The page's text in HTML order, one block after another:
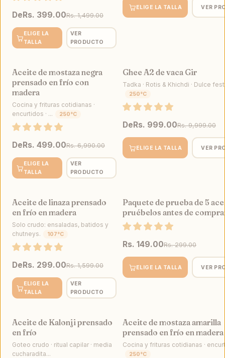
DeRs. 399.00Rs. 1,499.00
ELIGE LA
TALLA
VER
PRODUCTO
ELIGE LA TALLA VER
VENTA
Aceite de mostaza negra
prensado en frío con
madera
Cocina y frituras cotidianas ·
encurtidos · ...
250°C
DeRs. 499.00Rs. 6,990.00
ELIGE LA
TALLA
VER
PRODUCTO
Ghee A2 de vaca Gir
Tadka · Rotis & Khichdi · Dulce
250°C
DeRs. 999.00Rs. 9,999.00
ELIGE LA TALLA VER
VENTA
Aceite de linaza prensado
en frío en madera
Solo crudo: ensaladas, batidos y
chutneys.
107°C
DeRs. 299.00Rs. 1,599.00
ELIGE LA
TALLA
VER
PRODUCTO
Paquete de prueba de 5
pruébelos antes de
Rs. 149.00Rs. 299.00
ELIGE LA TALLA VER
VENTA
Aceite de Kalonji prensado
en frío
Goteo crudo · ritual capilar · media
cucharadita...
Aceite de mostaza amarilla
prensado en frío en madera
Cocina y frituras cotidianas ·
250°C